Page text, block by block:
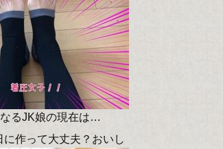
るJK娘の現在は…
に作って大丈夫？おいし